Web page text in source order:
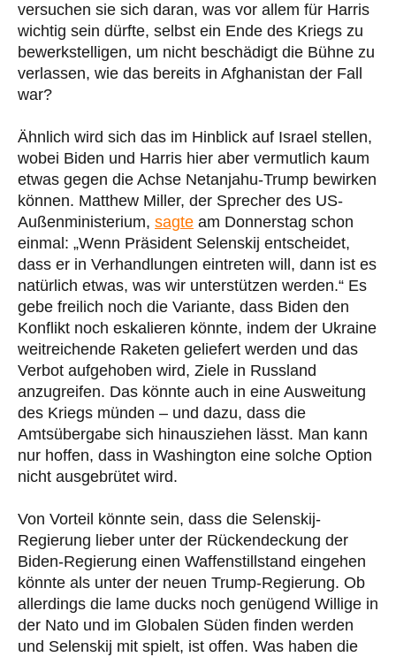
versuchen sie sich daran, was vor allem für Harris
wichtig sein dürfte, selbst ein Ende des Kriegs zu
bewerkstelligen, um nicht beschädigt die Bühne zu
verlassen, wie das bereits in Afghanistan der Fall
war?
Ähnlich wird sich das im Hinblick auf Israel stellen,
wobei Biden und Harris hier aber vermutlich kaum
etwas gegen die Achse Netanjahu-Trump bewirken
können. Matthew Miller, der Sprecher des US-
Außenministerium, sagte am Donnerstag schon
einmal: „Wenn Präsident Selenskij entscheidet,
dass er in Verhandlungen eintreten will, dann ist es
natürlich etwas, was wir unterstützen werden.“ Es
gebe freilich noch die Variante, dass Biden den
Konflikt noch eskalieren könnte, indem der Ukraine
weitreichende Raketen geliefert werden und das
Verbot aufgehoben wird, Ziele in Russland
anzugreifen. Das könnte auch in eine Ausweitung
des Kriegs münden – und dazu, dass die
Amtsübergabe sich hinausziehen lässt. Man kann
nur hoffen, dass in Washington eine solche Option
nicht ausgebrütet wird.
Von Vorteil könnte sein, dass die Selenskij-
Regierung lieber unter der Rückendeckung der
Biden-Regierung einen Waffenstillstand eingehen
könnte als unter der neuen Trump-Regierung. Ob
allerdings die lame ducks noch genügend Willige in
der Nato und im Globalen Süden finden werden
und Selenskij mit spielt, ist offen. Was haben die